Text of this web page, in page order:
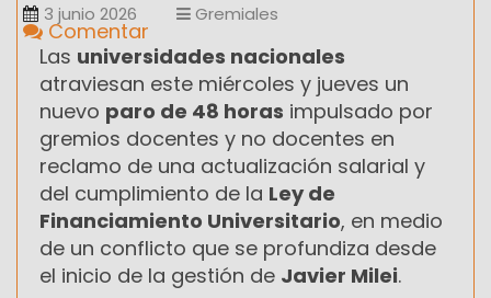
3 junio 2026 Gremiales
Comentar
Las universidades nacionales
atraviesan este miércoles y jueves un
nuevo paro de 48 horas impulsado por
gremios docentes y no docentes en
reclamo de una actualización salarial y
del cumplimiento de la Ley de
Financiamiento Universitario, en medio
de un conflicto que se profundiza desde
el inicio de la gestión de Javier Milei.